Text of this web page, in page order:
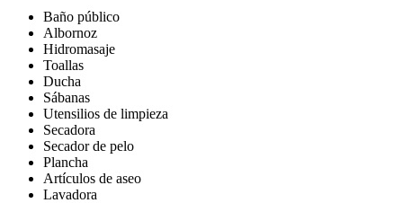
Baño público
Albornoz
Hidromasaje
Toallas
Ducha
Sábanas
Utensilios de limpieza
Secadora
Secador de pelo
Plancha
Artículos de aseo
Lavadora